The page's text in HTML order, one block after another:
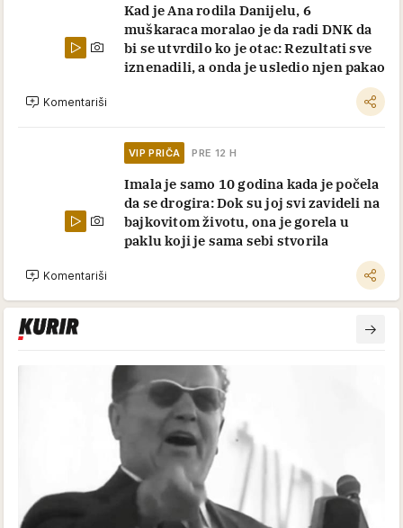
Kad je Ana rodila Danijelu, 6
muškaraca moralao je da radi DNK da
bi se utvrdilo ko je otac: Rezultati sve
iznenadili, a onda je usledio njen pakao
Komentariši
VIP PRIČA PRE 12 H
Imala je samo 10 godina kada je počela
da se drogira: Dok su joj svi zavideli na
bajkovitom životu, ona je gorela u
paklu koji je sama sebi stvorila
Komentariši